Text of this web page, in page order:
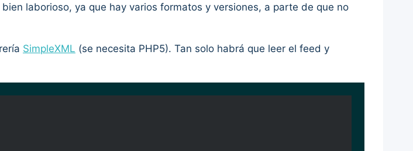
laborioso, ya que hay varios formatos y versiones, a parte de que no
SimpleXML (se necesita PHP5). Tan solo habrá que leer el feed y